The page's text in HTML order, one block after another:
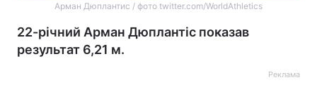
Арман Дюплантис / фото twitter.com/WorldAthletics
22-річний Арман Дюплантіс показав
результат 6,21 м.
Реклама